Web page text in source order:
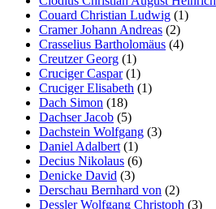
Couard Christian Ludwig (1)
Cramer Johann Andreas (2)
Crasselius Bartholomäus (4)
Creutzer Georg (1)
Cruciger Caspar(1)
Cruciger Elisabeth (1)
Dach Simon (18)
Dachser Jacob (5)
Dachstein Wolfgang (3)
Daniel Adalbert (1)
Decius Nikolaus (6)
Denicke David (3)
Derschau Bernhard von (2)
Dessler Wolfgang Christoph (3)